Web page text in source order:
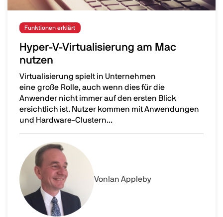
Funktionen erklärt
Hyper-V-Virtualisierung am Mac
nutzen
Virtualisierung spielt in Unternehmen
eine große Rolle, auch wenn dies für die
Anwender nicht immer auf den ersten Blick
ersichtlich ist. Nutzer kommen mit Anwendungen
und Hardware-Clustern...
Hyper-V-Virtualisierung am Mac nutzen
Image
Von Ian Appleby